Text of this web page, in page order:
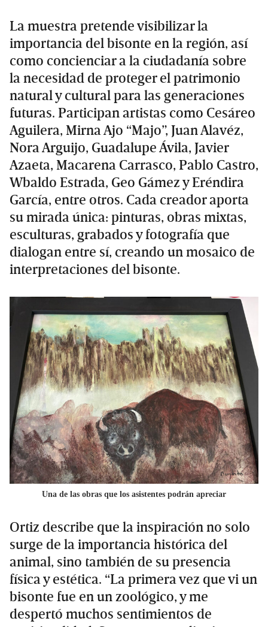
La muestra pretende visibilizar la
importancia del bisonte en la región, así
como concienciar a la ciudadanía sobre
la necesidad de proteger el patrimonio
natural y cultural para las generaciones
futuras. Participan artistas como Cesáreo
Aguilera, Mirna Ajo “Majo”, Juan Alavéz,
Nora Arguijo, Guadalupe Ávila, Javier
Azaeta, Macarena Carrasco, Pablo Castro,
Wbaldo Estrada, Geo Gámez y Eréndira
García, entre otros. Cada creador aporta
su mirada única: pinturas, obras mixtas,
esculturas, grabados y fotografía que
dialogan entre sí, creando un mosaico de
interpretaciones del bisonte.
Una de las obras que los asistentes podrán apreciar
Ortiz describe que la inspiración no solo
surge de la importancia histórica del
animal, sino también de su presencia
física y estética. “La primera vez que vi un
bisonte fue en un zoológico, y me
despertó muchos sentimientos de